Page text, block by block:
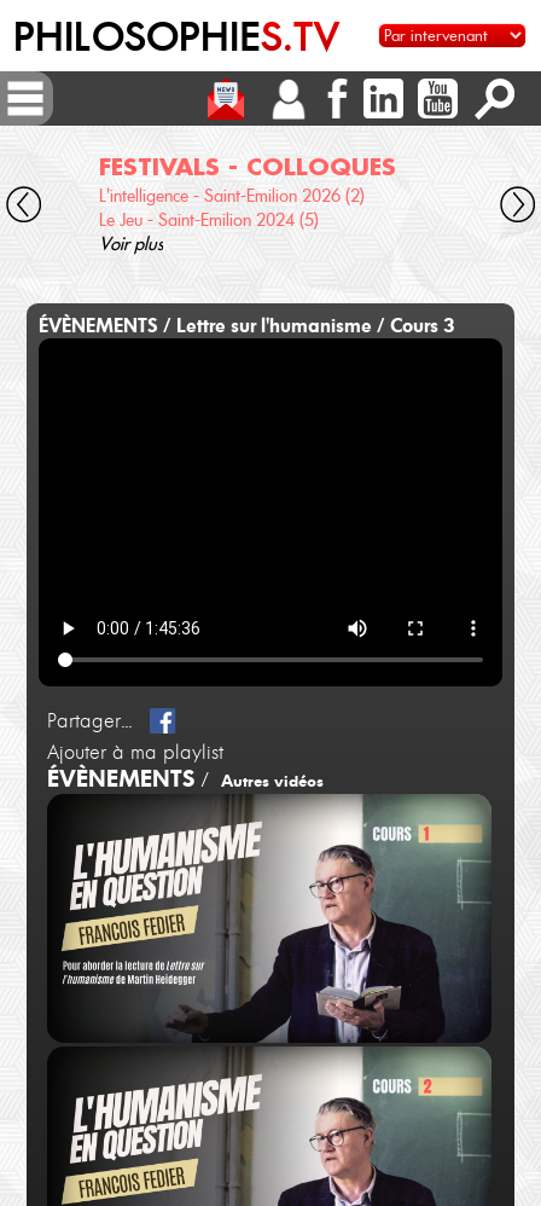
PHILOSOPHIES.TV
FESTIVALS - COLLOQUES
L'intelligence - Saint-Emilion 2026 (2)
Le Jeu - Saint-Emilion 2024 (5)
Voir plus
ÉVÈNEMENTS / Lettre sur l'humanisme / Cours 3
Partager...
Ajouter à ma playlist
ÉVÈNEMENTS /Autres vidéos